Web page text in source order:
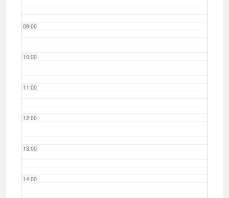
09:00
10:00
11:00
12:00
13:00
14:00